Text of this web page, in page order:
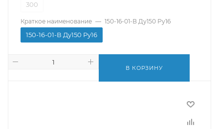
300
Краткое наименование — 150-16-01-В Ду150 Ру16
150-16-01-В Ду150 Ру16
В КОРЗИНУ